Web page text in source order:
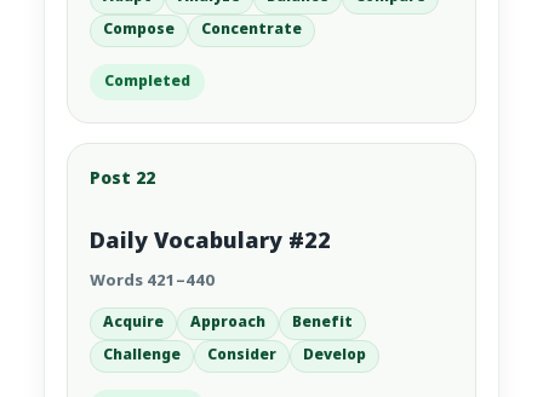
Compose
Concentrate
Completed
Post 22
Daily Vocabulary #22
Words 421–440
Acquire Approach
Benefit
Challenge
Consider Develop